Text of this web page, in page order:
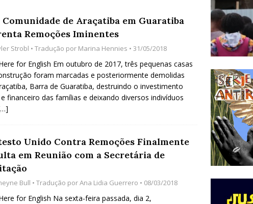
Cidades
*DESTAQUE
Começou com uma Praça em Ramos [OPINIÃO]
Agroecológico com os Povos das Águas Reúne
e Inauguração da Feira da Praia do Remanso
COBERTURA DE EVENTOS
Nova Via Mobilidade 10 Anos Após Rio2016
Comunidade de Araçatiba em Guaratiba
Remoções Iminentes
Strobl • Tradução por Marina Hennies • 31/05/2018
for English Em outubro de 2017, três pequenas casas
foram marcadas e posteriormente demolidas
Barra de Guaratiba, destruindo o investimento
financeiro das famílias e deixando diversos indivíduos
Unido Contra Remoções Finalmente
em Reunião com a Secretária de
Bull • Tradução porAna Lidia Guerrero • 08/03/2018
for English Na sexta-feira passada, dia 2,